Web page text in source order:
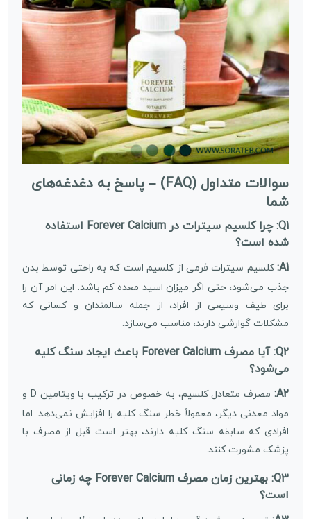
سوالات متداول (FAQ) – پاسخ به دغدغه‌های
شما
Q1: چرا کلسیم سیترات در Forever Calcium استفاده
شده است؟
A1: کلسیم سیترات فرمی از کلسیم است که به راحتی توسط بدن
جذب می‌شود، حتی اگر میزان اسید معده کم باشد. این امر آن را
برای طیف وسیعی از افراد، از جمله سالمندان و کسانی که
مشکلات گوارشی دارند، مناسب می‌سازد.
Q2: آیا مصرف Forever Calcium باعث ایجاد سنگ کلیه
می‌شود؟
A2:
مصرف متعادل کلسیم، به خصوص در ترکیب با ویتامین D و
مواد معدنی دیگر، معمولاً خطر سنگ کلیه را افزایش نمی‌دهد. اما
افرادی که سابقه سنگ کلیه دارند، بهتر است قبل از مصرف با
پزشک مشورت کنند.
Q3: بهترین زمان مصرف Forever Calcium چه زمانی
است؟